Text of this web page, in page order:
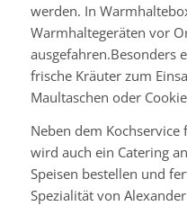
werden. In
Warmhaltegeräten vor
ausgefahren.Besonders
frische Kräuter zum
Maultaschen oder
Neben dem
wird auch ein Catering
Speisen bestellen und
Spezialität von